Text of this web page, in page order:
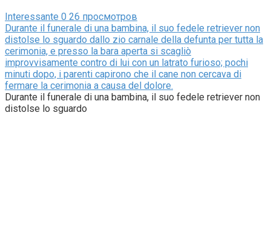
Interessante 0 26 просмотров
Durante il funerale di una bambina, il suo fedele retriever non
distolse lo sguardo dallo zio carnale della defunta per tutta la
cerimonia, e presso la bara aperta si scagliò
improvvisamente contro di lui con un latrato furioso; pochi
minuti dopo, i parenti capirono che il cane non cercava di
fermare la cerimonia a causa del dolore.
Durante il funerale di una bambina, il suo fedele retriever non
distolse lo sguardo